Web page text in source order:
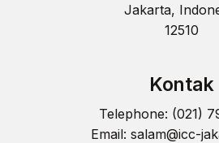
Jakarta,
12510
Kontak
Telephone: (021)
Email: salam@icc-